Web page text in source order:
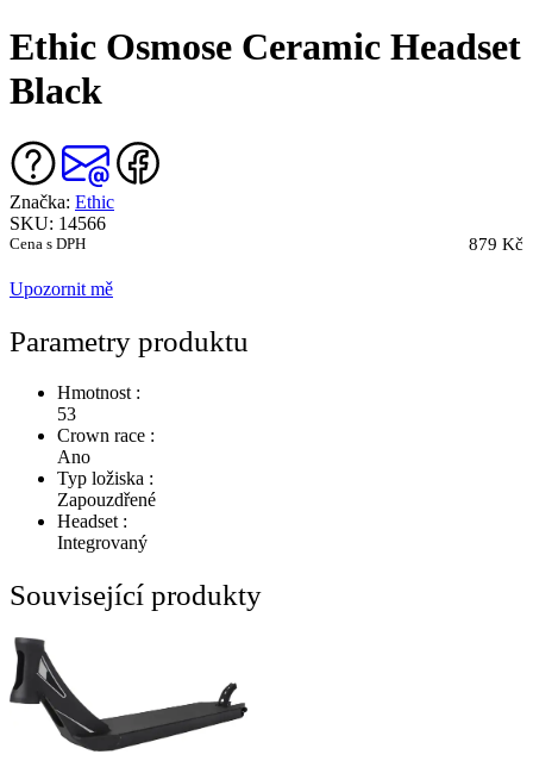
Ethic Osmose Ceramic Headset
Black
Značka: Ethic
SKU: 14566
Cena s DPH 879 Kč
Upozornit mě
Parametry produktu
Hmotnost :
53
Crown race :
Ano
Typ ložiska :
Zapouzdřené
Headset :
Integrovaný
Související produkty